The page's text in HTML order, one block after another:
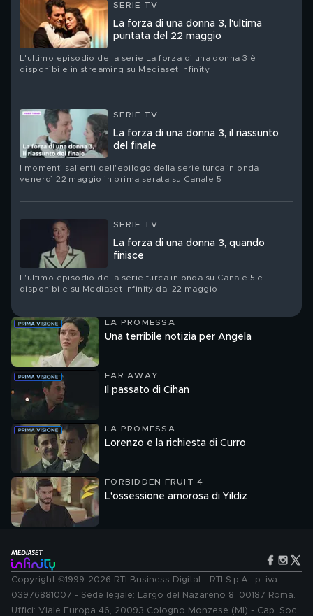
SERIE TV
La forza di una donna 3, l'ultima
puntata del 22 maggio
L'ultimo episodio della serie La forza di una donna 3 è
disponibile in streaming su Mediaset Infinity
SERIE TV
La forza di una donna 3, il riassunto
del finale
I momenti salienti dell'epilogo della serie turca in onda
venerdì 22 maggio in prima serata su Canale 5
SERIE TV
La forza di una donna 3, quando
finisce
L'ultimo episodio della serie turca in onda su Canale 5 e
disponibile su Mediaset Infinity dal 22 maggio
LA PROMESSA
Una terribile notizia per Angela
FAR AWAY
Il passato di Cihan
LA PROMESSA
Lorenzo e la richiesta di Curro
FORBIDDEN FRUIT 4
L'ossessione amorosa di Yildiz
Copyright ©1999-2026 RTI Business Digital - RTI S.p.A.: p. iva
03976881007 - Sede legale: Largo del Nazareno 8, 00187 Roma.
Uffici: Viale Europa 46, 20093 Cologno Monzese (MI) - Cap. Soc.